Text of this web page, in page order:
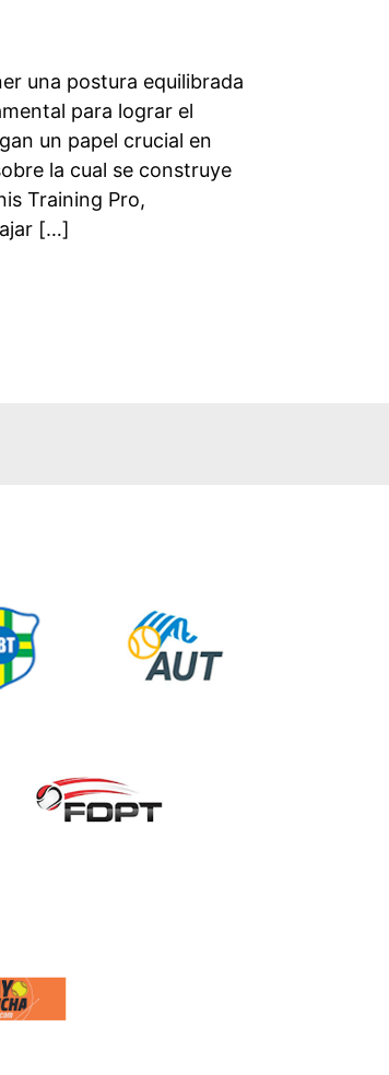
una postura equilibrada
para lograr el
un papel crucial en
la cual se construye
Training Pro,
[…]